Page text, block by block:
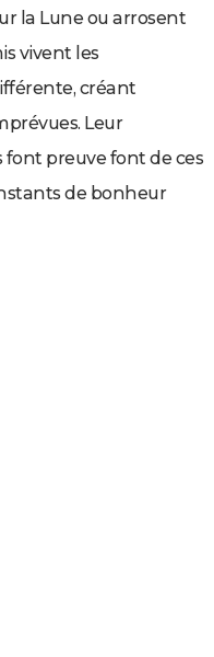
la Lune ou arrosent
vivent les
créant
Leur
preuve font de ces
de bonheur